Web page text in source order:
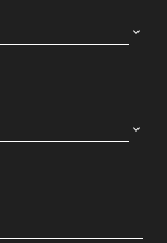

